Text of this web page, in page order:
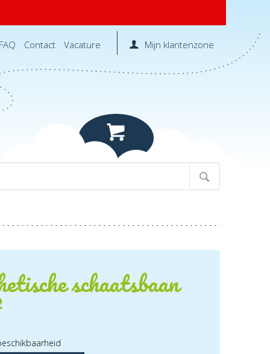
Contact Vacature Mijn klantenzone
schaatsbaan